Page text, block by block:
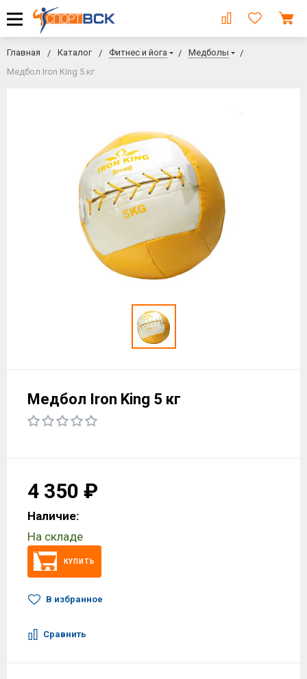
Главная Каталог Фитнес и йога
Медболы
Медбол Iron King 5 кг
Медбол Iron King 5 кг
4 350 ₽
Наличие:
На складе
КУПИТЬ
В избранное
Сравнить